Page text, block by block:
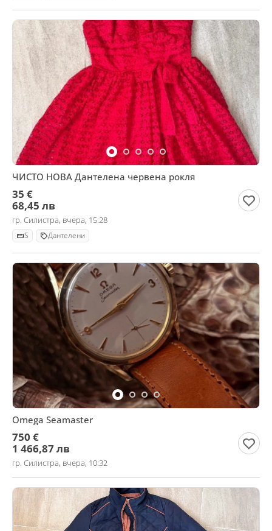
ЧИСТО НОВА Дантелена червена рокля
35 €
68,45 лв
гр. Силистра, вчера, 15:28
S Дантелени
Omega Seamaster
750 €
1 466,87 лв
гр. Силистра, вчера, 10:32